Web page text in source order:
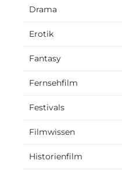
Drama
Erotik
Fantasy
Fernsehfilm
Festivals
Filmwissen
Historienfilm